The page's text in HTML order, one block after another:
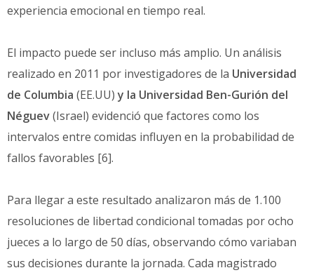
experiencia emocional en tiempo real.
El impacto puede ser incluso más amplio. Un análisis
realizado en 2011 por investigadores de la Universidad
de Columbia (EE.UU)y la Universidad Ben-Gurión del
Néguev(Israel) evidenció que factores como los
intervalos entre comidas influyen en la probabilidad de
fallos favorables [6].
Para llegar a este resultado analizaron más de 1.100
resoluciones de libertad condicional tomadas por ocho
jueces a lo largo de 50 días, observando cómo variaban
sus decisiones durante la jornada. Cada magistrado